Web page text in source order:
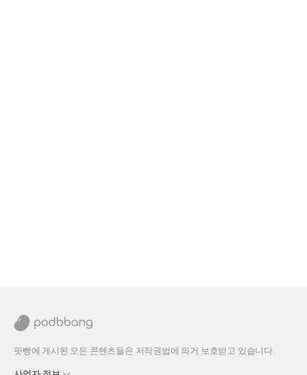
팟빵에 게시된 모든 콘텐츠들은 저작권법에 의거 보호받고 있습니다.